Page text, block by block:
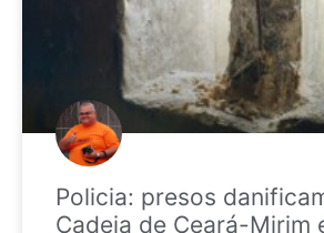
Policia: presos
Cadeia de Ceará-Mirim